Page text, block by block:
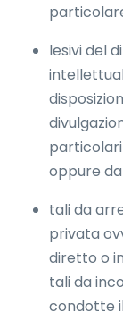
lesivi del
particolari
oppure
tali da
privata
diretto o
tali da
condotte